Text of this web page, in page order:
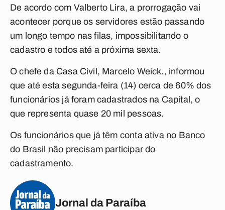
De acordo com Valberto Lira, a prorrogação vai
acontecer porque os servidores estão passando
um longo tempo nas filas, impossibilitando o
cadastro e todos até a próxima sexta.
O chefe da Casa Civil, Marcelo Weick., informou
que até esta segunda-feira (14) cerca de 60% dos
funcionários já foram cadastrados na Capital, o
que representa quase 20 mil pessoas.
Os funcionários que já têm conta ativa no Banco
do Brasil não precisam participar do
cadastramento.
Jornal da Paraíba